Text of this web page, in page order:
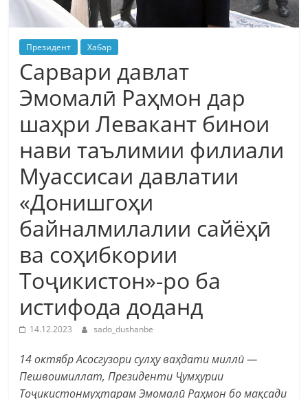
Президент Хабар
Сарвари давлат
Эмомалӣ Раҳмон дар
шаҳри Левакант бинои
нави таълимии филиали
Муассисаи давлатии
«Донишгоҳи
байналмилалии сайёҳӣ
ва соҳибкории
Тоҷикистон»-ро ба
истифода доданд
14.12.2023 sado_dushanbe
14 октябр Асосгузори сулҳу ваҳдати миллӣ —
Пешвоимиллат, Президенти Ҷумҳурии
Тоҷикистонмуҳтарам Эмомалӣ Раҳмон бо мақсади